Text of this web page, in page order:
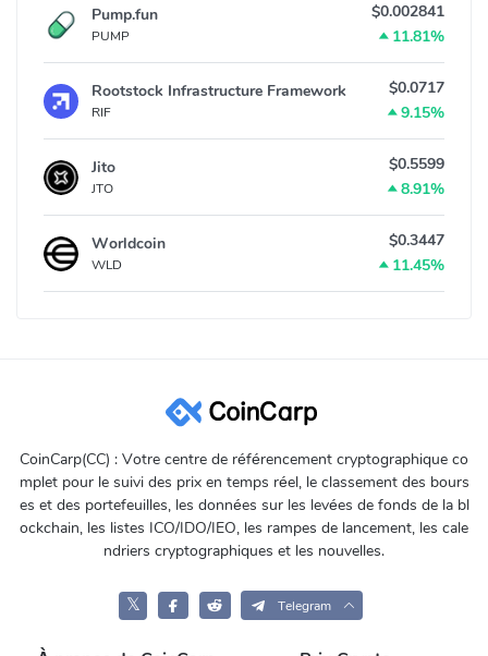
Pump.fun
PUMP
$0.002841
11.81%
Rootstock Infrastructure Framework
RIF
$0.0717
9.15%
Jito
JTO
$0.5599
8.91%
Worldcoin
WLD
$0.3447
11.45%
CoinCarp(CC) : Votre centre de référencement cryptographique co
mplet pour le suivi des prix en temps réel, le classement des bours
es et des portefeuilles, les données sur les levées de fonds de la bl
ockchain, les listes ICO/IDO/IEO, les rampes de lancement, les cale
ndriers cryptographiques et les nouvelles.
𝕏 Telegram